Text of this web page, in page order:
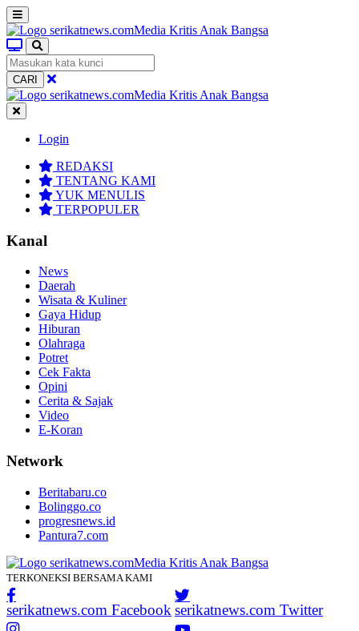
CARI
Login
REDAKSI
TENTANG KAMI
YUK MENULIS
TERPOPULER
Kanal
News
Daerah
Wisata & Kuliner
Gaya Hidup
Hiburan
Olahraga
Potret
Cek Fakta
Opini
Cerita & Sajak
Video
E-Koran
Network
Beritabaru.co
Bolinggo.co
progresnews.id
Pantura7.com
TERKONEKSI BERSAMA KAMI
serikatnews.com Facebook serikatnews.com Twitter